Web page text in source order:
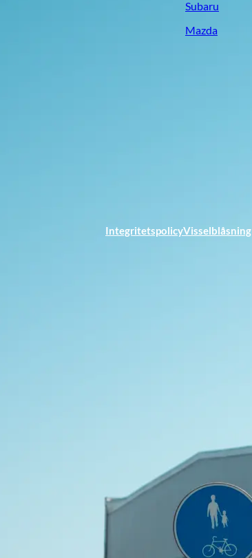
Subaru
Mazda
IntegritetspolicyVisselblåsning